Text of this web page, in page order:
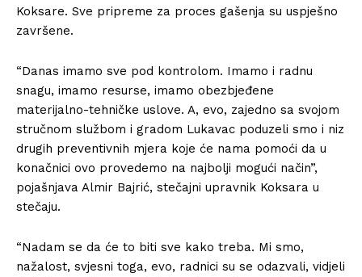
Koksare. Sve pripreme za proces gašenja su uspješno
završene.
“Danas imamo sve pod kontrolom. Imamo i radnu
snagu, imamo resurse, imamo obezbjeđene
materijalno-tehničke uslove. A, evo, zajedno sa svojom
stručnom službom i gradom Lukavac poduzeli smo i niz
drugih preventivnih mjera koje će nama pomoći da u
konačnici ovo provedemo na najbolji mogući način”,
pojašnjava Almir Bajrić, stečajni upravnik Koksara u
stečaju.
“Nadam se da će to biti sve kako treba. Mi smo,
nažalost, svjesni toga, evo, radnici su se odazvali, vidjeli